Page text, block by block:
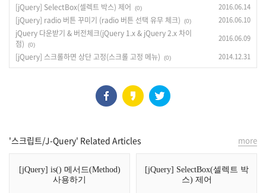
[jQuery] SelectBox(셀렉트 박스) 제어 (0) 2016.06.14
[jQuery] radio 버튼 꾸미기 (radio 버튼 선택 유무 체크) (0) 2016.06.10
jQuery 다운받기 & 버전체크(jQuery 1.x & jQuery 2.x 차이
점)
(0)
2016.06.09
[jQuery] 스크롤하면 상단 고정(스크롤 고정 메뉴) (0) 2014.12.31
'스크립트/J-Query' Related Articles
[jQuery] is() 메서드(Method)
사용하기
[jQuery] SelectBox(셀렉트 박
스) 제어
more